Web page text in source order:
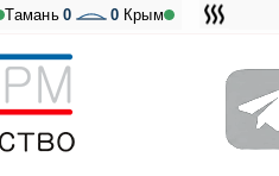
Ай-
Тамань 0 0 Крым